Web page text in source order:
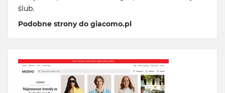
ślub.
Podobne strony do giacomo.pl